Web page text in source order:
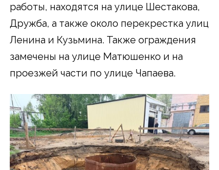
работы, находятся на улице Шестакова,
Дружба, а также около перекрестка улиц
Ленина и Кузьмина. Также ограждения
замечены на улице Матюшенко и на
проезжей части по улице Чапаева.